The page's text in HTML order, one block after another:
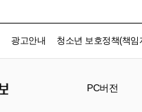
광고안내 청소년 보호정책(책임
PC버전